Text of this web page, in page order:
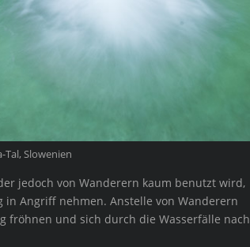
Tal, Slowenien
jedoch von Wanderern kaum benutzt wird,
Angriff nehmen. Anstelle von Wanderern
fröhnen und sich durch die Wasserfälle nach